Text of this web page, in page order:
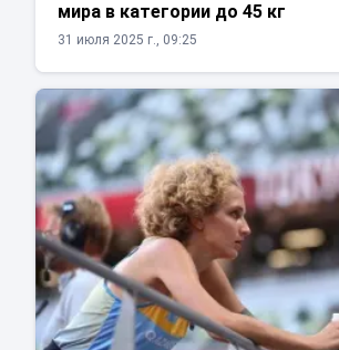
мира в категории до 45 кг
31 июля 2025 г., 09:25